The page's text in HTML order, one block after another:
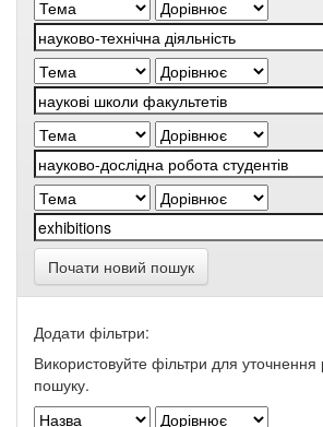
Почати новий пошук
Додати фільтри:
Використовуйте фільтри для уточнення
пошуку.